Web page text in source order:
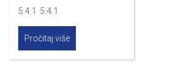
5.4.1 5.4.1
Pročitaj više